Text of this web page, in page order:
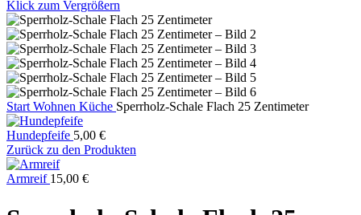
Klick zum Vergrößern
Start Wohnen Küche Sperrholz-Schale Flach 25 Zentimeter
Hundepfeife 5,00 €
Zurück zu den Produkten
Armreif 15,00 €